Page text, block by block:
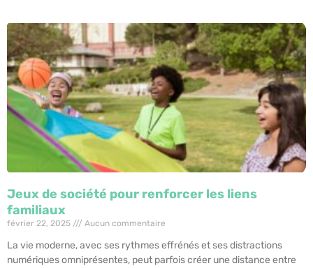
Jeux de société pour renforcer les liens
familiaux
février 22, 2025 Aucun commentaire
La vie moderne, avec ses rythmes effrénés et ses distractions
numériques omniprésentes, peut parfois créer une distance entre